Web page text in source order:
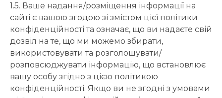
1.5. Ваше надання/розміщення інформації на
сайті є вашою згодою зі змістом цієї політики
конфіденційності та означає, що ви надаєте свій
дозвіл на те, що ми можемо збирати,
використовувати та розголошувати/
розповсюджувати інформацію, що встановлює
вашу особу згідно з цією політикою
конфіденційності. Якщо ви не згодні з умовами